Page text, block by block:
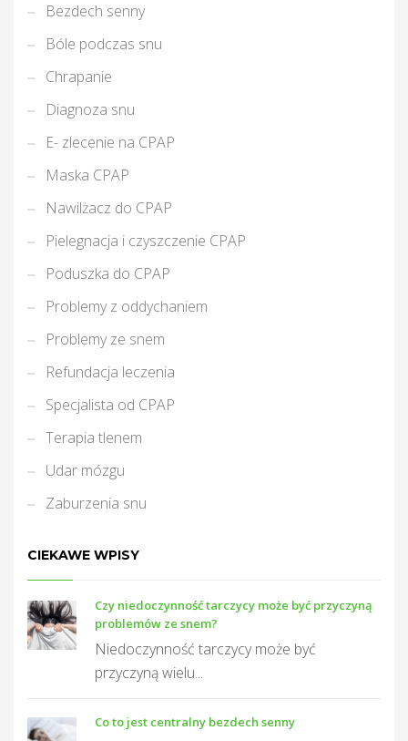
Bezdech senny
Bóle podczas snu
Chrapanie
Diagnoza snu
E- zlecenie na CPAP
Maska CPAP
Nawilżacz do CPAP
Pielegnacja i czyszczenie CPAP
Poduszka do CPAP
Problemy z oddychaniem
Problemy ze snem
Refundacja leczenia
Specjalista od CPAP
Terapia tlenem
Udar mózgu
Zaburzenia snu
CIEKAWE WPISY
Czy niedoczynność tarczycy może być przyczyną
problemów ze snem?
Niedoczynność tarczycy może być
przyczyną wielu...
Co to jest centralny bezdech senny